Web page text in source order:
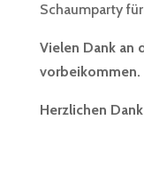
Schaumparty
Vielen Dank an
vorbeikommen.
Herzlichen